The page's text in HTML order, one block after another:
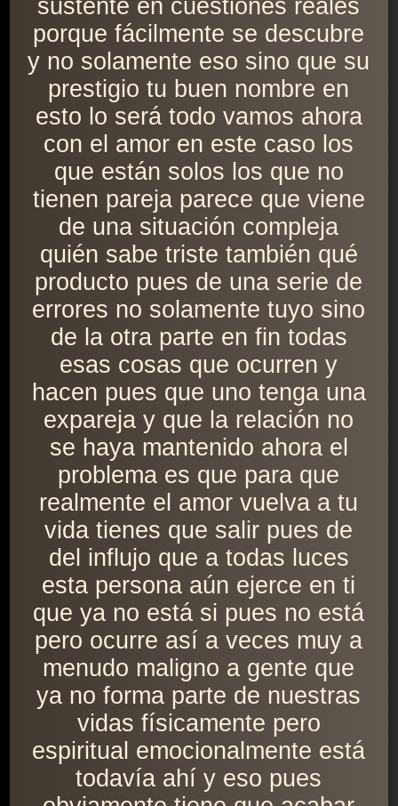
sustente en cuestiones reales
porque fácilmente se descubre
y no solamente eso sino que su
prestigio tu buen nombre en
esto lo será todo vamos ahora
con el amor en este caso los
que están solos los que no
tienen pareja parece que viene
de una situación compleja
quién sabe triste también qué
producto pues de una serie de
errores no solamente tuyo sino
de la otra parte en fin todas
esas cosas que ocurren y
hacen pues que uno tenga una
expareja y que la relación no
se haya mantenido ahora el
problema es que para que
realmente el amor vuelva a tu
vida tienes que salir pues de
del influjo que a todas luces
esta persona aún ejerce en ti
que ya no está si pues no está
pero ocurre así a veces muy a
menudo maligno a gente que
ya no forma parte de nuestras
vidas físicamente pero
espiritual emocionalmente está
todavía ahí y eso pues